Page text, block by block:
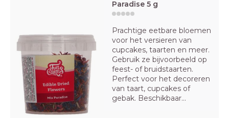
Paradise 5 g
Prachtige eetbare bloemen
voor het versieren van
cupcakes, taarten en meer.
Gebruik ze bijvoorbeeld op
feest- of bruidstaarten.
Perfect voor het decoreren
van taart, cupcakes of
gebak. Beschikbaar...